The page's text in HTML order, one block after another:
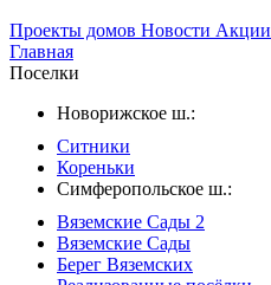
Проекты домов Новости Акции
Главная
Поселки
Новорижское ш.:
Ситники
Кореньки
Симферопольское ш.:
Вяземские Сады 2
Вяземские Сады
Берег Вяземскиx